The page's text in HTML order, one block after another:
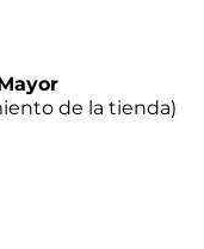
de la tienda)